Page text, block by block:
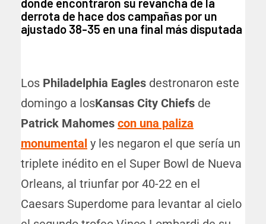
donde encontraron su revancha de la
derrota de hace dos campañas por un
ajustado 38-35 en una final más disputada
Los Philadelphia Eagles destronaron este
domingo a losKansas City Chiefs de
Patrick Mahomes con una paliza
monumental y les negaron el que sería un
triplete inédito en el Super Bowl de Nueva
Orleans, al triunfar por 40-22 en el
Caesars Superdome para levantar al cielo